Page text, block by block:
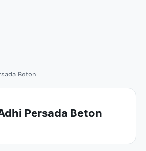
Beton
Persada Beton